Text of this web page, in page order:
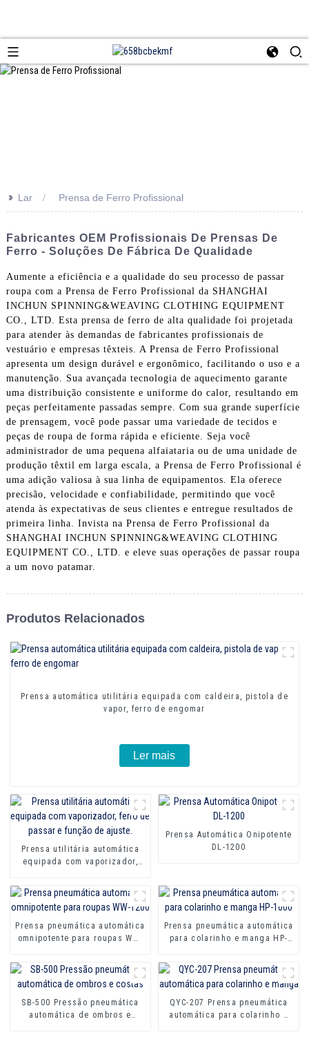
>> Lar Prensa de Ferro Profissional
Fabricantes OEM Profissionais De Prensas De
Ferro - Soluções De Fábrica De Qualidade
Aumente a eficiência e a qualidade do seu processo de passar
roupa com a Prensa de Ferro Profissional da SHANGHAI
INCHUN SPINNING&WEAVING CLOTHING EQUIPMENT
CO., LTD. Esta prensa de ferro de alta qualidade foi projetada
para atender às demandas de fabricantes profissionais de
vestuário e empresas têxteis. A Prensa de Ferro Profissional
apresenta um design durável e ergonômico, facilitando o uso e a
manutenção. Sua avançada tecnologia de aquecimento garante
uma distribuição consistente e uniforme do calor, resultando em
peças perfeitamente passadas sempre. Com sua grande superfície
de prensagem, você pode passar uma variedade de tecidos e
peças de roupa de forma rápida e eficiente. Seja você
administrador de uma pequena alfaiataria ou de uma unidade de
produção têxtil em larga escala, a Prensa de Ferro Profissional é
uma adição valiosa à sua linha de equipamentos. Ela oferece
precisão, velocidade e confiabilidade, permitindo que você
atenda às expectativas de seus clientes e entregue resultados de
primeira linha. Invista na Prensa de Ferro Profissional da
SHANGHAI INCHUN SPINNING&WEAVING CLOTHING
EQUIPMENT CO., LTD. e eleve suas operações de passar roupa
a um novo patamar.
Produtos Relacionados
Prensa automática utilitária equipada com caldeira, pistola de
vapor, ferro de engomar
Ler mais
Prensa utilitária automática
equipada com vaporizador,
ajuste.
Prensa Automática Onipotente
DL-1200
Prensa pneumática automática
omnipotente para roupas WW-
Prensa pneumática automática
para colarinho e manga HP-
SB-500 Pressão pneumática
automática de ombros e
QYC-207 Prensa pneumática
automática para colarinho e